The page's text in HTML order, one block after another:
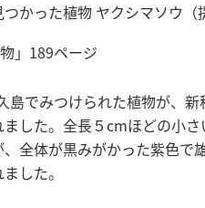
かった植物 ヤクシマソウ
」189ページ
島でみつけられた植物が、
した。全長５cmほどの小
全体が黒みがかった紫色で
した。